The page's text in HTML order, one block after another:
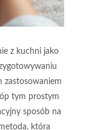
z kuchni jako
zastosowaniem
tym prostym
sposób na
która